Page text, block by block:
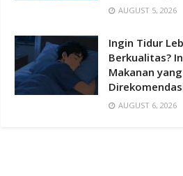
AUGUST 5, 2026
Ingin Tidur
Berkualitas?
Makanan yang
AUGUST 6, 2026